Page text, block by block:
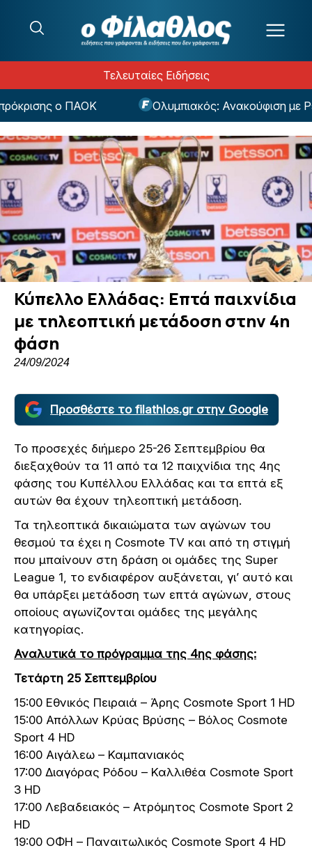
Τελευταίες Ειδήσεις
ο ΠΑΟΚ Ολυμπιακός: Ανακούφιση με
Κύπελλο Ελλάδας: Επτά παιχνίδια
με τηλεοπτική μετάδοση στην 4η
φάση
24/09/2024
Προσθέστε το filathlos.gr στην Google
Το προσεχές διήμερο 25-26 Σεπτεμβρίου θα
διεξαχθούν τα 11 από τα 12 παιχνίδια της 4ης
φάσης του Κυπέλλου Ελλάδας και τα επτά εξ
αυτών θα έχουν τηλεοπτική μετάδοση.
Τα τηλεοπτικά δικαιώματα των αγώνων του
θεσμού τα έχει η Cosmote TV και από τη στιγμή
που μπαίνουν στη δράση οι ομάδες της Super
League 1, το ενδιαφέρον αυξάνεται, γι’ αυτό και
θα υπάρξει μετάδοση των επτά αγώνων, στους
οποίους αγωνίζονται ομάδες της μεγάλης
κατηγορίας.
Αναλυτικά το πρόγραμμα της 4ης φάσης:
Τετάρτη 25 Σεπτεμβρίου
15:00 Εθνικός Πειραιά – Άρης Cosmote Sport 1 HD
15:00 Απόλλων Κρύας Βρύσης – Βόλος Cosmote
Sport 4 HD
16:00 Αιγάλεω – Καμπανιακός
17:00 Διαγόρας Ρόδου – Καλλιθέα Cosmote Sport
3 HD
17:00 Λεβαδειακός – Ατρόμητος Cosmote Sport 2
HD
19:00 ΟΦΗ – Παναιτωλικός Cosmote Sport 4 HD